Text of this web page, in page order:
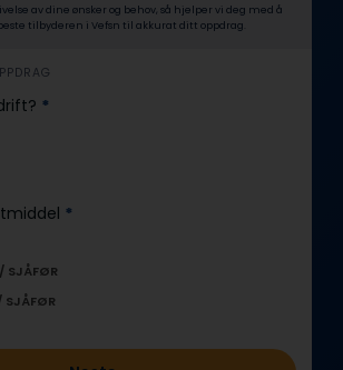
av dine ønsker og behov, så hjelper vi deg med å
tilbyderen i Vefsn til akkurat ditt oppdrag.
*
*
SJÅFØR
SJÅFØR